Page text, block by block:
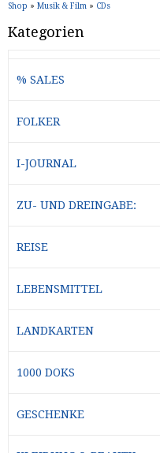
Shop » Musik & Film » CDs
Kategorien
% SALES
FOLKER
I-JOURNAL
ZU- UND DREINGABE:
REISE
LEBENSMITTEL
LANDKARTEN
1000 DOKS
GESCHENKE